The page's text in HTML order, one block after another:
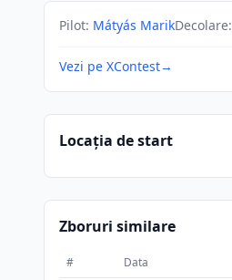
Pilot: Mátyás MarikDecolare:
Vezi pe XContest→
Locația de start
Zboruri similare
# Data